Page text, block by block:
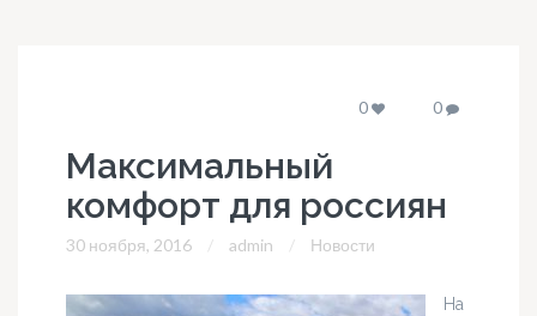
0 0
Максимальный
комфорт для россиян
30 ноября, 2016 admin Новости
На